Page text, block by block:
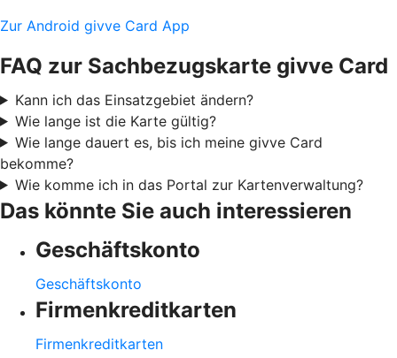
Zur Android givve Card App
FAQ zur Sachbezugskarte givve Card
Kann ich das Einsatzgebiet ändern?
Wie lange ist die Karte gültig?
Wie lange dauert es, bis ich meine givve Card
bekomme?
Wie komme ich in das Portal zur Kartenverwaltung?
Das könnte Sie auch interessieren
Geschäftskonto
Geschäftskonto
Firmenkreditkarten
Firmenkreditkarten